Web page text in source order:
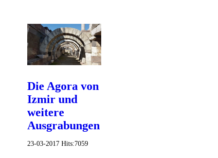
Die Agora von
Izmir und
weitere
Ausgrabungen
23-03-2017 Hits:7059